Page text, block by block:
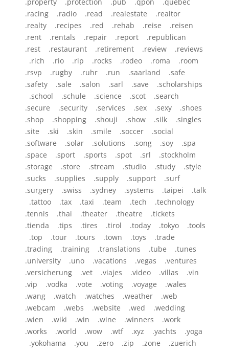
.racing .radio .read .realestate .realtor
.realty .recipes .red .rehab .reise .reisen
.rent .rentals .repair .report .republican
.rest .restaurant .retirement .review .reviews
.rich .rio .rip .rocks .rodeo .roma .room
.rsvp .rugby .ruhr .run .saarland .safe
.safety .sale .salon .sarl .save .scholarships
.school .schule .science .scot .search
.secure .security .services .sex .sexy .shoes
.shop .shopping .shouji .show .silk .singles
.site .ski .skin .smile .soccer .social
.software .solar .solutions .song .soy .spa
.space .sport .sports .spot .srl .stockholm
.storage .store .stream .studio .study .style
.sucks .supplies .supply .support .surf
.surgery .swiss .sydney .systems .taipei .talk
.tattoo .tax .taxi .team .tech .technology
.tennis .thai .theater .theatre .tickets
.tienda .tips .tires .tirol .today .tokyo .tools
.top .tour .tours .town .toys .trade
.trading .training .translations .tube .tunes
.university .uno .vacations .vegas .ventures
.versicherung .vet .viajes .video .villas .vin
.vip .vodka .vote .voting .voyage .wales
.wang .watch .watches .weather .web
.webcam .webs .website .wed .wedding
.wien .wiki .win .wine .winners .work
.works .world .wow .wtf .xyz .yachts .yoga
.yokohama .you .zero .zip .zone .zuerich